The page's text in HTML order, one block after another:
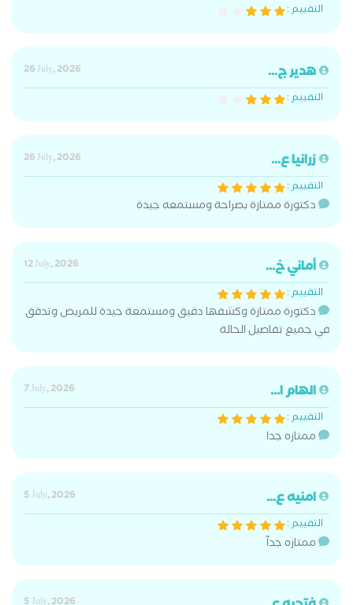
التقييم :
هدير ج...
26 July, 2026
التقييم :
زرانيا ع...
26 July, 2026
التقييم :
دكتورة ممتازة بصراحة ومستمعه جيدة
أماني خ...
12 July, 2026
التقييم :
دكتورة ممتازة وكشفها دقيق ومستمعة جيدة للمريض وتدقق
في جميع تفاصيل الحالة
الهام ا...
7 July, 2026
التقييم :
ممتازه جدا
امنيه ع...
5 July, 2026
التقييم :
ممتازه جدآ